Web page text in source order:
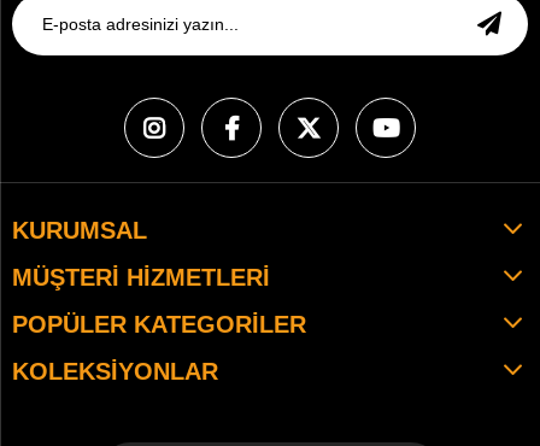
KURUMSAL
MÜŞTERI HIZMETLERI
POPÜLER KATEGORILER
KOLEKSIYONLAR